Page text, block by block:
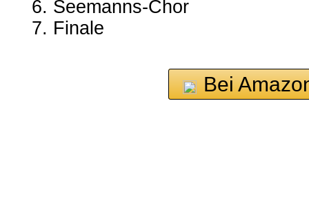
6. Seemanns-Chor
7. Finale
Bei